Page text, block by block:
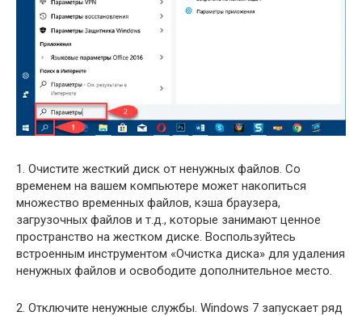
1. Очистите жесткий диск от ненужных файлов. Со
временем на вашем компьютере может накопиться
множество временных файлов, кэша браузера,
загрузочных файлов и т.д., которые занимают ценное
пространство на жестком диске. Воспользуйтесь
встроенным инструментом «Очистка диска» для удаления
ненужных файлов и освободите дополнительное место.
2. Отключите ненужные службы. Windows 7 запускает ряд